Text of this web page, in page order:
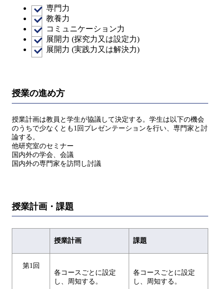
専門力
教養力
コミュニケーション力
展開力 (探究力又は設定力)
展開力 (実践力又は解決力)
授業の進め方
授業計画は教員と学生が協議して決定する。学生は以下の機会
のうちで少なくとも1回プレゼンテーションを行い、専門家と討
論する。
他研究室のセミナー
国内外の学会、会議
国内外の専門家を訪問し討議
授業計画・課題
授業計画 課題
第1回
各コースごとに設定
し、周知する。
各コースごとに設定
し、周知する。